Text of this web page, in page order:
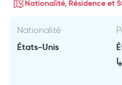
Nationalité, Résidence et
Nationalité
États-Unis